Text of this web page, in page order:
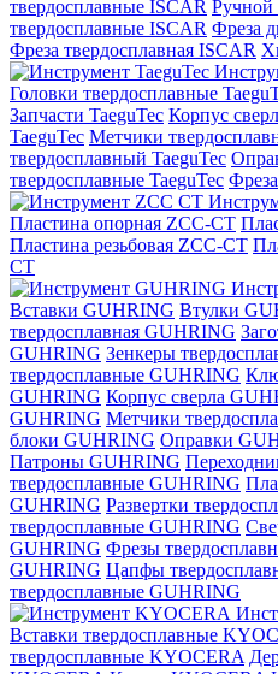
твердосплавные ISCAR Ручной
твердосплавные ISCAR Фреза
Фреза твердосплавная ISCAR
Головки твердосплавные
Запчасти TaeguTec Корпус
TaeguTec Метчики
твердосплавный TaeguTec
твердосплавные TaeguTec
Пластина опорная ZCC-CT
Пластина резьбовая ZCC-CT
CT
Вставки GUHRING Втулки
твердосплавная GUHRING
GUHRING Зенкеры
твердосплавные GUHRING
GUHRING Корпус сверла
GUHRING Метчики
блоки GUHRING Оправки
Патроны GUHRING
твердосплавные GUHRING
GUHRING Развертки
твердосплавные GUHRING
GUHRING Фрезы
GUHRING Цапфы
твердосплавные GUHRING
Вставки твердосплавные
твердосплавные KYOCERA